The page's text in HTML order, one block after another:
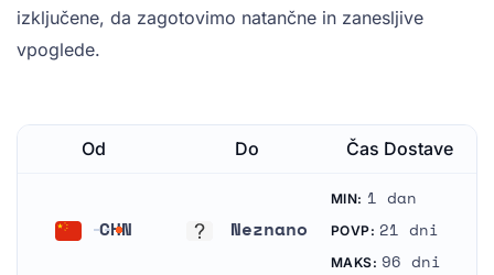
izključene, da zagotovimo natančne in zanesljive
vpoglede.
Od Do Čas Dostave
CHN Neznano
MIN: 1 dan
POVP: 21 dni
MAKS: 96 dni